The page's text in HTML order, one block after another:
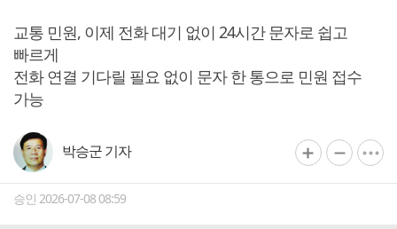
교통 민원, 이제 전화 대기 없이 24시간 문자로 쉽고
빠르게
전화 연결 기다릴 필요 없이 문자 한 통으로 민원 접수
가능
박승군 기자
승인 2026-07-08 08:59